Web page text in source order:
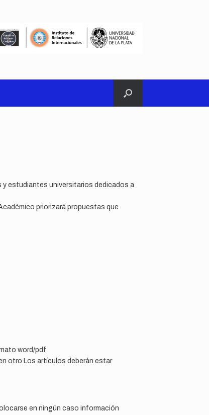
y estudiantes universitarios dedicados a
priorizará propuestas que
word/pdf
otro Los artículos deberán estar
en ningún caso información